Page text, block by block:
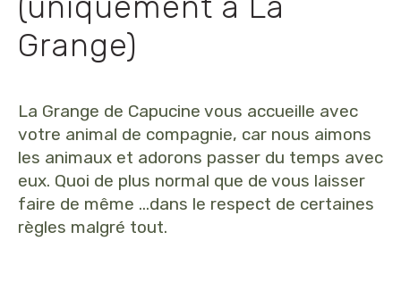
Grange)
La Grange de Capucine vous accueille avec
votre animal de compagnie, car nous aimons
les animaux et adorons passer du temps avec
eux. Quoi de plus normal que de vous laisser
faire de même …dans le respect de certaines
règles malgré tout.